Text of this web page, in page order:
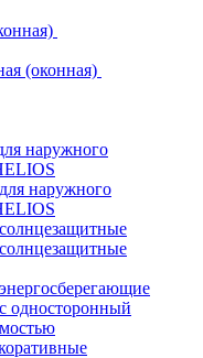
(оконная)
наружного
наружного
односторонный